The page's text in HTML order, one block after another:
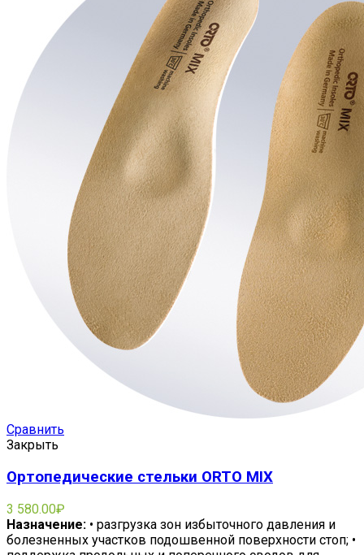
Сравнить
Закрыть
Ортопедические стельки ORTO MIX
3 580.00₽
Назначение: • разгрузка зон избыточного давления и
болезненных участков подошвенной поверхности стоп; •